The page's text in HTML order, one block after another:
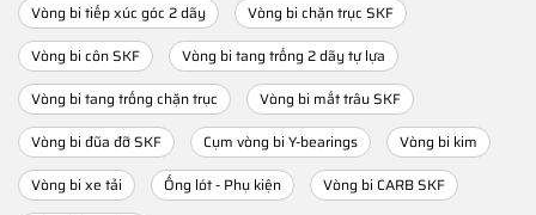
Vòng bi tiếp xúc góc 2 dãy
Vòng bi chặn trục SKF
Vòng bi côn SKF
Vòng bi tang trống 2 dãy tự lựa
Vòng bi tang trống chặn trục
Vòng bi mắt trâu SKF
Vòng bi đũa đỡ SKF
Cụm vòng bi Y-bearings
Vòng bi kim
Vòng bi xe tải
Ống lót - Phụ kiện
Vòng bi CARB SKF